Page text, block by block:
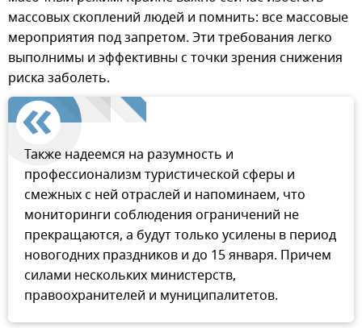
массовых скоплений людей и помнить: все массовые
мероприятия под запретом. Эти требования легко
выполнимы и эффективны с точки зрения снижения
риска заболеть.
Также надеемся на разумность и
профессионализм туристической сферы и
смежных с ней отраслей и напоминаем, что
мониторинги соблюдения ограничений не
прекращаются, а будут только усилены в период
новогодних праздников и до 15 января. Причем
силами нескольких министерств,
правоохранителей и муниципалитетов.